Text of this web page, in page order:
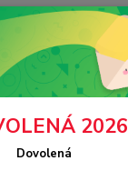
2026
Dovolená